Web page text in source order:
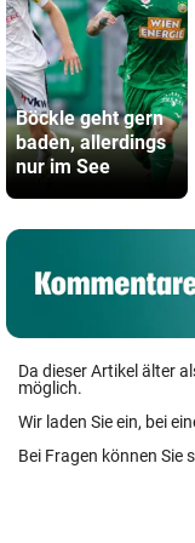
Böckle geht gern
baden, allerdings
nur im See
Da dieser Artikel älter
möglich.
Wir laden Sie ein, bei
Bei Fragen können Sie